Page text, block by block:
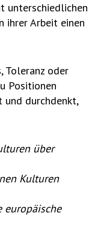
unterschiedlichen
ihrer Arbeit einen
Toleranz oder
Positionen
und durchdenkt,
über
Kulturen
europäische